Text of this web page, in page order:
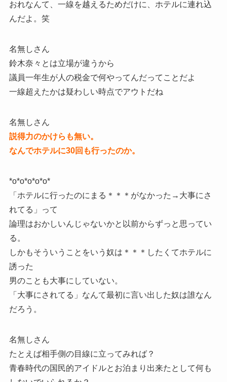
おれなんて、一線を越えるためだけに、ホテルに連れ込
んだよ。笑
名無しさん
鈴木奈々とは立場が違うから
議員一年生が人の税金で何やってんだってことだよ
一線超えたかは疑わしい時点でアウトだね
名無しさん
説得力のかけらも無い。
なんでホテルに30回も行ったのか。
*o*o*o*o*o*
「ホテルに行ったのにまる＊＊＊がなかった→大事にさ
れてる」って
論理はおかしいんじゃないかと以前からずっと思ってい
る。
しかもそういうことをいう奴は＊＊＊したくてホテルに
誘った
男のことも大事にしていない。
「大事にされてる」なんて最初に言い出した奴は誰なん
だろう。
名無しさん
たとえば相手側の目線に立ってみれば？
青春時代の国民的アイドルとお泊まり出来たとして何も